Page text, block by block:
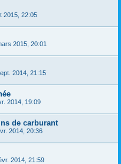
2015, 22:05
2015, 20:01
2014, 21:15
2014, 19:09
de carburant
2014, 20:36
2014, 21:59